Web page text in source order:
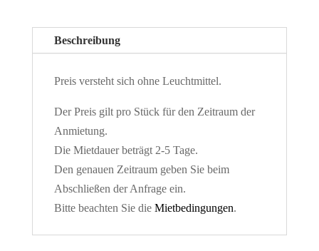
Beschreibung
Preis versteht sich ohne Leuchtmittel.
Der Preis gilt pro Stück für den Zeitraum der
Anmietung.
Die Mietdauer beträgt 2-5 Tage.
Den genauen Zeitraum geben Sie beim
Abschließen der Anfrage ein.
Bitte beachten Sie die Mietbedingungen.